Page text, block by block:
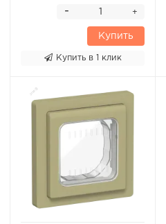
+
-
Купить
Купить в 1 клик